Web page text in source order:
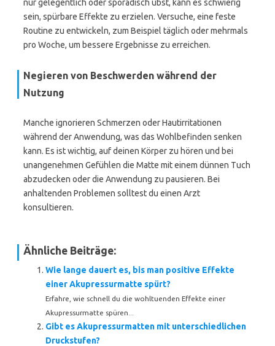
nur gelegentlich oder sporadisch übst, kann es schwierig
sein, spürbare Effekte zu erzielen. Versuche, eine feste
Routine zu entwickeln, zum Beispiel täglich oder mehrmals
pro Woche, um bessere Ergebnisse zu erreichen.
Negieren von Beschwerden während der
Nutzung
Manche ignorieren Schmerzen oder Hautirritationen
während der Anwendung, was das Wohlbefinden senken
kann. Es ist wichtig, auf deinen Körper zu hören und bei
unangenehmen Gefühlen die Matte mit einem dünnen Tuch
abzudecken oder die Anwendung zu pausieren. Bei
anhaltenden Problemen solltest du einen Arzt
konsultieren.
Ähnliche Beiträge:
Wie lange dauert es, bis man positive Effekte
einer Akupressurmatte spürt?
Erfahre, wie schnell du die wohltuenden Effekte einer
Akupressurmatte spüren...
Gibt es Akupressurmatten mit unterschiedlichen
Druckstufen?